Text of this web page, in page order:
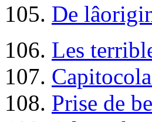
105. De
106. Les
107.
108. Prise de